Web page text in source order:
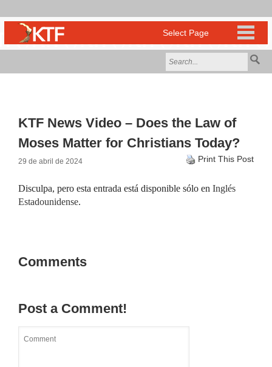
KTF News Video – Does the Law of
Moses Matter for Christians Today?
29 de abril de 2024 Print This Post
Disculpa, pero esta entrada está disponible sólo en Inglés
Estadounidense.
Comments
Post a Comment!